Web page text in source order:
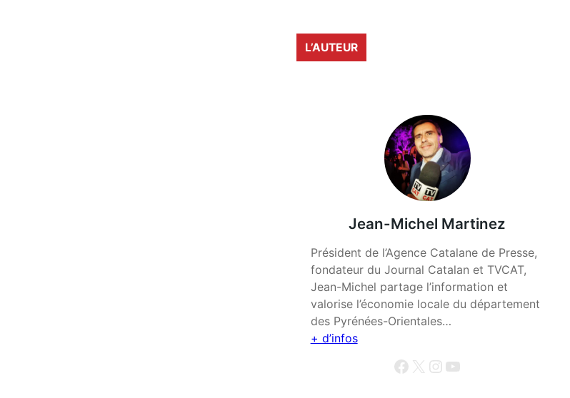
L’AUTEUR
Jean-Michel Martinez
Président de l’Agence Catalane de Presse,
fondateur du Journal Catalan et TVCAT,
Jean-Michel partage l’information et
valorise l’économie locale du département
des Pyrénées-Orientales…
+ d’infos
Facebook X InstagramYouTube